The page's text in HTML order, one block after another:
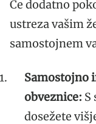
Če dodatno
ustreza vašim
samostojnem
Samostojno
obveznice: S
dosežete